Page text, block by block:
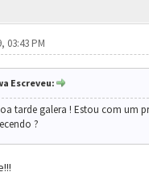
03:43 PM
Escreveu:
tarde galera ! Estou com um
?